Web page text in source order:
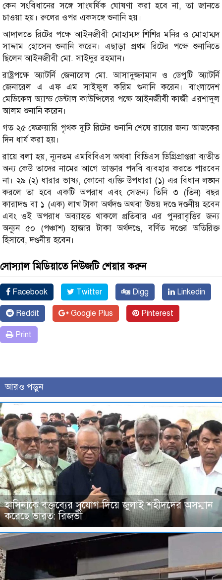
কেন সংবিধানের সঙ্গে সাংঘর্ষিক ঘোষণা করা হবে না, তা জানতে
চাওয়া হয়। রুলের ওপর একসঙ্গে শুনানি হয়।
আদালতে রিটের পক্ষে আইনজীবী মোহাম্মদ শিশির মনির ও মোহাম্মদ
সাদ্দাম হোসেন শুনানি করেন। এছাড়া প্রথম রিটের পক্ষে শুনানিতে
ছিলেন আইনজীবী মো. সাইদুর রহমান।
রাষ্ট্রপক্ষে অ্যাটর্নি জেনারেল মো. আসাদুজ্জামান ও ডেপুটি অ্যাটর্নি
জেনারেল এ এফ এম সাইফুল করিম শুনানি করেন। বাংলাদেশ
মেডিকেল অ্যান্ড ডেন্টাল কাউন্সিলের পক্ষে আইনজীবী কাজী এরশাদুল
আলম শুনানি করেন।
গত ২৫ ফেব্রুয়ারি পৃথক দুটি রিটের শুনানি শেষে রায়ের জন্য আজকের
দিন ধার্য করা হয়।
রায়ে বলা হয়, ন্যূনতম এমবিবিএস অথবা বিডিএস ডিগ্রিপ্রাপ্তরা ব্যতীত
অন্য কেউ তাদের নামের আগে ডাক্তার পদবি ব্যবহার করতে পারবেন
না। ২৯ (২) ধারার ভাষ্য, কোনো ব্যক্তি উপধারা (১) এর বিধান লঙ্ঘন
করলে তা হবে একটি অপরাধ এবং সেজন্য তিনি ৩ (তিন) বছর
কারাদণ্ড বা ১ (এক) লাখ টাকা অর্থদণ্ড অথবা উভয় দণ্ডে দণ্ডনীয় হবেন
এবং ওই অপরাধ অব্যাহত থাকলে প্রতিবার এর পুনরাবৃত্তির জন্য
অন্যূন ৫০ (পঞ্চাশ) হাজার টাকা অর্থদণ্ডে, বর্ণিত দণ্ডের অতিরিক্ত
হিসাবে, দণ্ডনীয় হবেন।
সোস্যাল মিডিয়াতে নিউজটি শেয়ার করুন
Facebook Twitter Digg Linkedin
Reddit Google Plus Pinterest
Print
আরও পড়ুন
হাসিনাকে বক্তব্যের সুযোগ দিয়ে জুলাই শহীদদের অসম্মান
করেছে ভারত: রিজভী